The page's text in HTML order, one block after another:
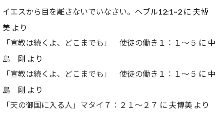
イエスから目を離さないでいなさい。ヘブル12:1~2 に 夫博
美 より
「宣教は続くよ、どこまでも」 使徒の働き１：１～５ に 中
島 剛 より
「宣教は続くよ、どこまでも」 使徒の働き１：１～５ に 中
島 剛 より
「天の御国に入る人」マタイ７：２１～２７ に 夫博美 より